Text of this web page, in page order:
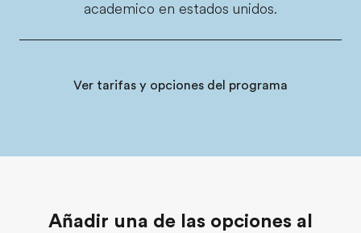
academico en estados unidos.
Ver tarifas y opciones del programa
Añadir una de las opciones al